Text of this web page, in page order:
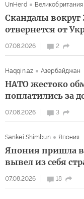
07.08.2026 2
UnHerd Великобритания
Скандалы вокруг
отвернется от
07.08.2026 3
Haqqin.az Азербайджан
НАТО жестоко
поплатились за
07.08.2026 18
Sankei Shimbun Япония
Япония пришла в
вывел из себя